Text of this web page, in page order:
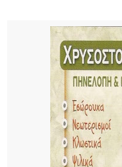
Μεγάλα projects για
Αιγαίο: Νέες
Λέσβο και Σάμο, από
διεθνή brands
18 ΏΡΕΣ ΠΡΙΝ
Κορυφώνεται το
Γεμάτα τα πλοία,
Δεκαπενταύγουστου
18 ΏΡΕΣ ΠΡΙΝ